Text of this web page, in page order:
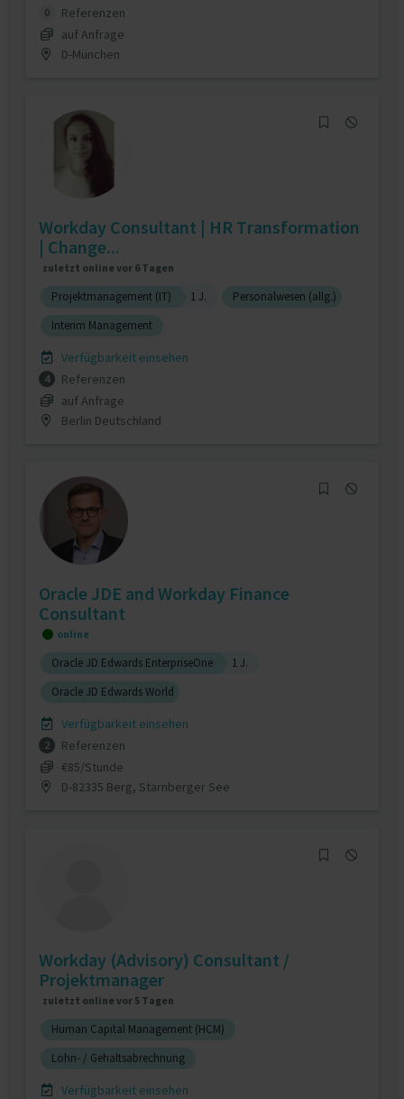
0
Referenzen
auf Anfrage
D-München
Workday Consultant | HR Transformation
| Change...
zuletzt online vor 6 Tagen
Projektmanagement (IT) 1 J.
Personalwesen (allg.)
Interim Management
Verfügbarkeit einsehen
4
Referenzen
auf Anfrage
Berlin Deutschland
Oracle JDE and Workday Finance
Consultant
online
Oracle JD Edwards EnterpriseOne
1 J.
Oracle JD Edwards World
Verfügbarkeit einsehen
2
Referenzen
€85/Stunde
D-82335 Berg, Starnberger See
Workday (Advisory) Consultant /
Projektmanager
zuletzt online vor 5 Tagen
Human Capital Management (HCM)
Lohn- / Gehaltsabrechnung
Verfügbarkeit einsehen